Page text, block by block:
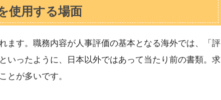
使用する場面
ます。職務内容が人事評価の基本となる海外では、「評
いったように、日本以外ではあって当たり前の書類。求
とが多いです。